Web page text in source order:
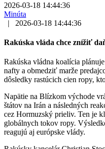
2026-03-18 14:44:36
Minúta
|
2026-03-18 14:44:36
Rakúska vláda chce znížiť
Rakúska vládna koalícia
nafty a obmedziť marže
dôsledky rastúcich cien ropy,
Napätie na Blízkom východe
štátov na Irán a následných
cez Hormuzský prieliv. Ten je
globálnych tokov ropy.
reagujú aj európske vlády.